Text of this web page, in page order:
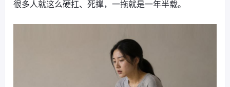
很多人就这么硬扛、死撑，一拖就是一年半载。